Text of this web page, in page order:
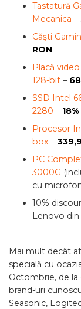
Tastatură
Mecanica –
Căşti
RON
Placă
128-bit –
SSD Intel
2280 –
Procesor
box –
PC
3000G
cu
10%
Lenovo
Mai mult decât
specială cu
Octombrie, de la
brand-uri
Seasonic,